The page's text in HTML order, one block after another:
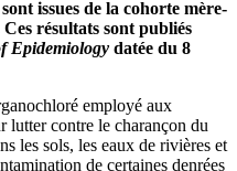
issues de la cohorte mère-
résultats sont publiés
Epidemiology datée du 8
employé aux
lutter contre le charançon du
les sols, les eaux de rivières et
de certaines denrées